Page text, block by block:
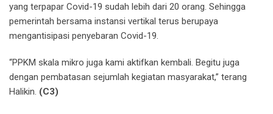
yang terpapar Covid-19 sudah lebih dari 20 orang. Sehingga
pemerintah bersama instansi vertikal terus berupaya
mengantisipasi penyebaran Covid-19.
“PPKM skala mikro juga kami aktifkan kembali. Begitu juga
dengan pembatasan sejumlah kegiatan masyarakat,” terang
Halikin. (C3)